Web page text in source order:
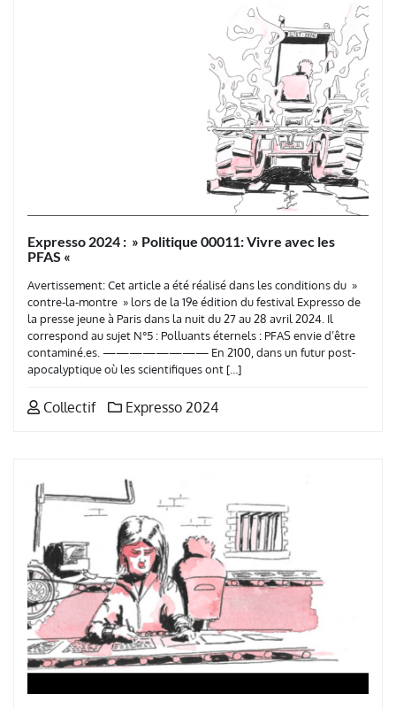
Expresso 2024 : » Politique 00011: Vivre avec les
PFAS «
Avertissement: Cet article a été réalisé dans les conditions du »
contre-la-montre » lors de la 19e édition du festival Expresso de
la presse jeune à Paris dans la nuit du 27 au 28 avril 2024. Il
correspond au sujet N°5 : Polluants éternels : PFAS envie d’être
contaminé.es. ———————— En 2100, dans un futur post-
apocalyptique où les scientifiques ont […]
Collectif Expresso 2024